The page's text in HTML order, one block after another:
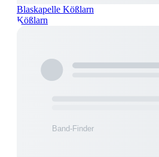
Blaskapelle Kößlarn
Kößlarn